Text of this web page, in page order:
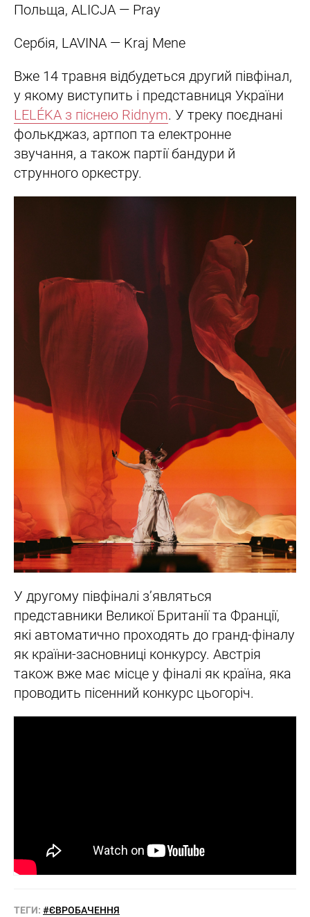
Польща, ALICJA — Pray
Сербія, LAVINA — Kraj Mene
Вже 14 травня відбудеться другий півфінал,
у якому виступить і представниця України
LELÉKA з піснею Ridnym. У треку поєднані
фолькджаз, артпоп та електронне
звучання, а також партії бандури й
струнного оркестру.
У другому півфіналі з’являться
представники Великої Британії та Франції,
які автоматично проходять до гранд-фіналу
як країни-засновниці конкурсу. Австрія
також вже має місце у фіналі як країна, яка
проводить пісенний конкурс цьогоріч.
ТЕГИ: #ЄВРОБАЧЕННЯ